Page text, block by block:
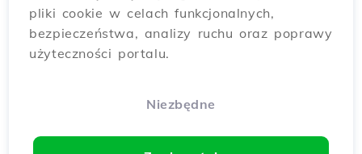
Samouczki / Aplikacje
Zainstaluj certyfikat SSL w Magento 1.9
zgodnie z tym szczegółowym przewodnikiem.
pliki cookie w celach funkcjonalnych,
bezpieczeństwa, analizy ruchu oraz poprawy
użyteczności portalu.
Niezbędne